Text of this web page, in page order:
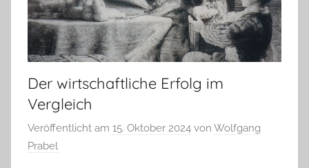
Der wirtschaftliche Erfolg im
Vergleich
Veröffentlicht am 15. Oktober 2024 von Wolfgang
Prabel